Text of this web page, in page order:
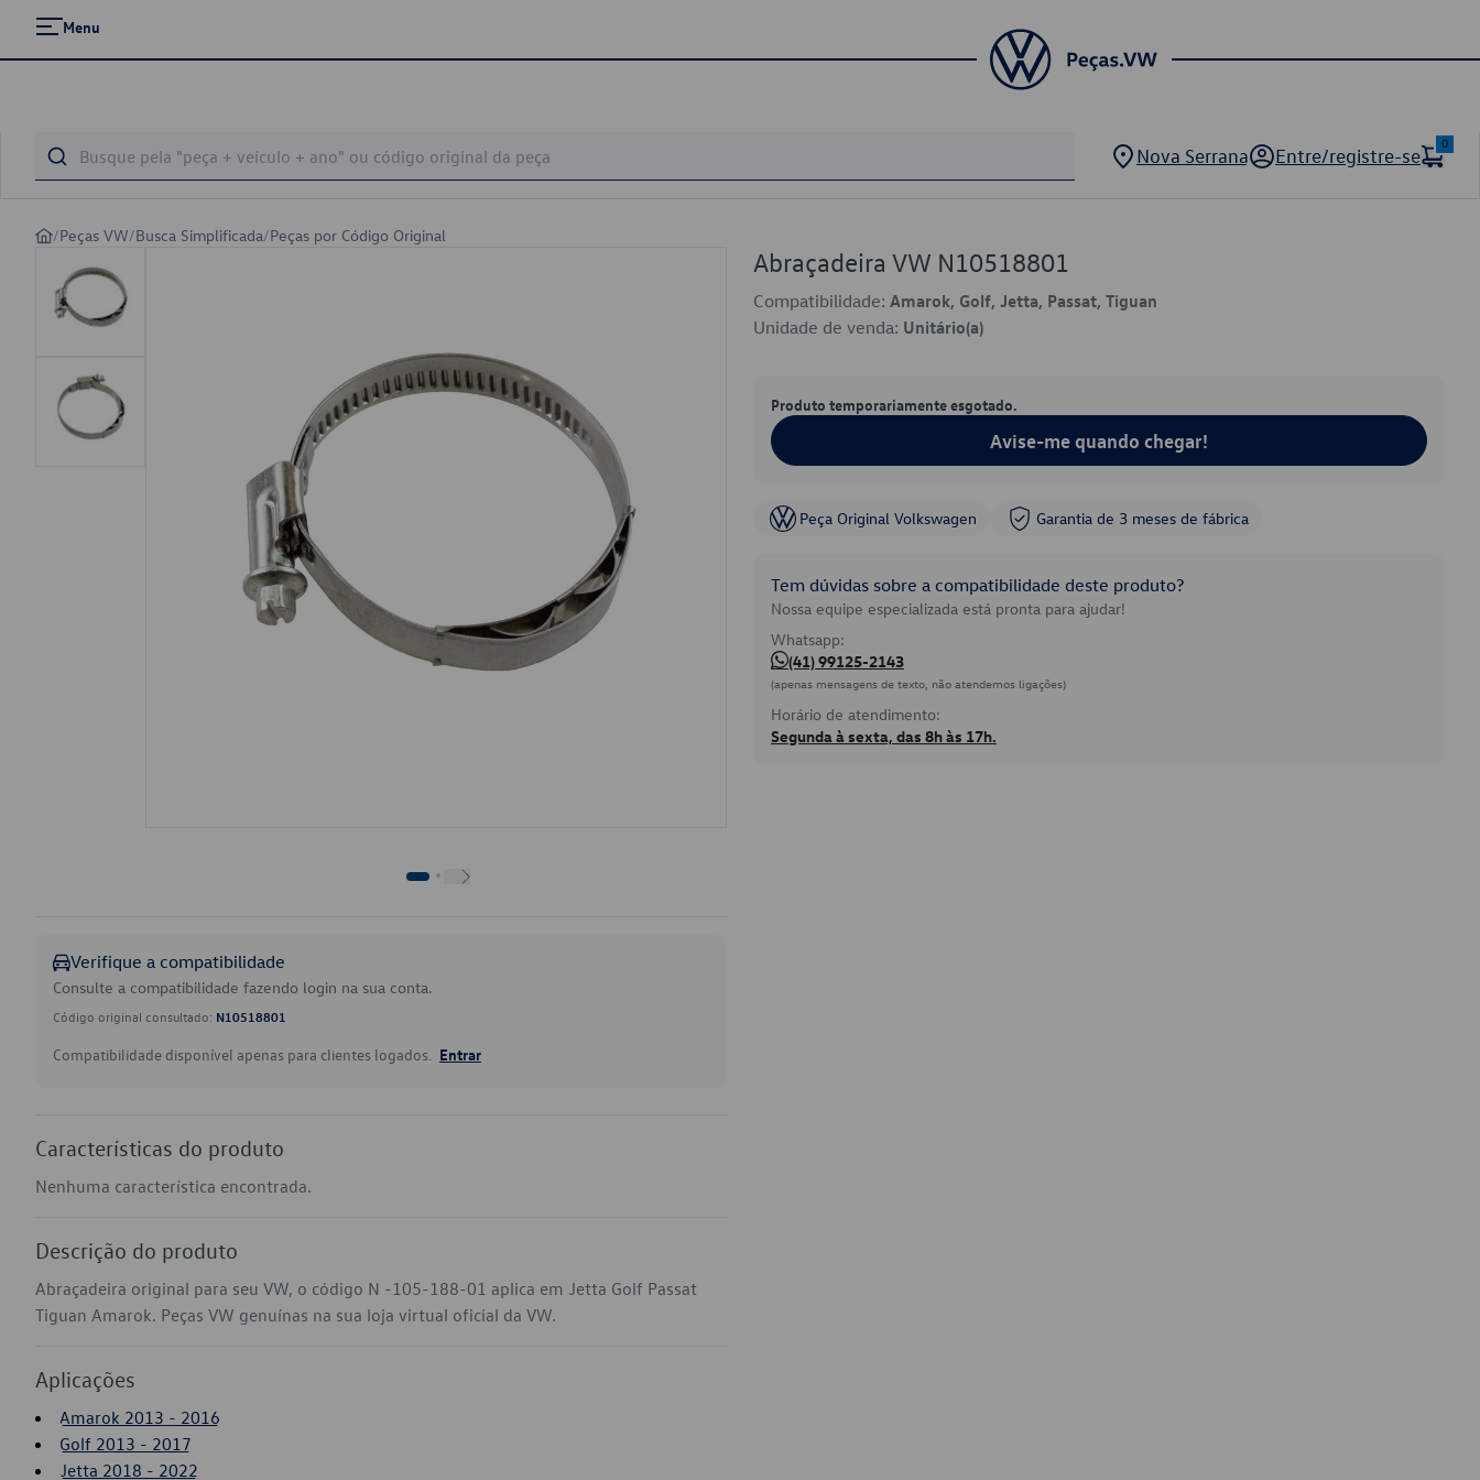
Menu
Nova Serrana Entre/registre-se
0
/Peças VW/Busca Simplificada/Peças por Código Original
Verifique a compatibilidade
Consulte a compatibilidade fazendo login na sua conta.
Código original consultado: N10518801
Compatibilidade disponível apenas para clientes logados. Entrar
Características do produto
Nenhuma característica encontrada.
Descrição do produto
Abraçadeira original para seu VW, o código N -105-188-01 aplica em Jetta Golf Passat
Tiguan Amarok. Peças VW genuínas na sua loja virtual oficial da VW.
Aplicações
Amarok 2013 - 2016
Golf 2013 - 2017
Jetta 2018 - 2022
Abraçadeira VW N10518801
Compatibilidade: Amarok, Golf, Jetta, Passat, Tiguan
Unidade de venda: Unitário(a)
Produto temporariamente esgotado.
Avise-me quando chegar!
Peça Original Volkswagen Garantia de 3 meses de fábrica
Tem dúvidas sobre a compatibilidade deste produto?
Nossa equipe especializada está pronta para ajudar!
Whatsapp:
(41) 99125-2143
(apenas mensagens de texto, não atendemos ligações)
Horário de atendimento:
Segunda à sexta, das 8h às 17h.